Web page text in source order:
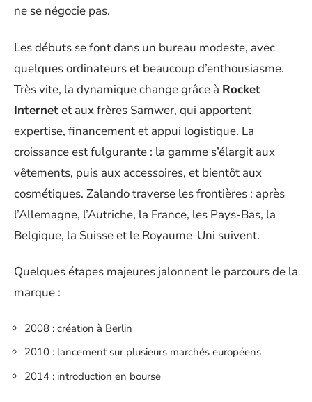
ne se négocie pas.
Les débuts se font dans un bureau modeste, avec
quelques ordinateurs et beaucoup d’enthousiasme.
Très vite, la dynamique change grâce à Rocket
Internetet aux frères Samwer, qui apportent
expertise, financement et appui logistique. La
croissance est fulgurante : la gamme s’élargit aux
vêtements, puis aux accessoires, et bientôt aux
cosmétiques. Zalando traverse les frontières : après
l’Allemagne, l’Autriche, la France, les Pays-Bas, la
Belgique, la Suisse et le Royaume-Uni suivent.
Quelques étapes majeures jalonnent le parcours de la
marque :
2008 : création à Berlin
2010 : lancement sur plusieurs marchés européens
2014 : introduction en bourse